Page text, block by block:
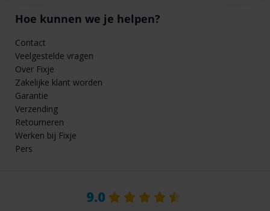
Hoe kunnen we je helpen?
Contact
Veelgestelde vragen
Over Fixje
Zakelijke klant worden
Garantie
Verzending
Retourneren
Werken bij Fixje
Pers
9.0